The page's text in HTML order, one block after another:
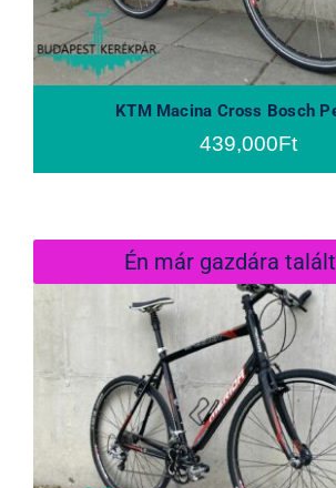
KTM Macina Cross Bosch
439,000Ft
Én már gazdára
MERIDA Speeder T5
Nagyoknak